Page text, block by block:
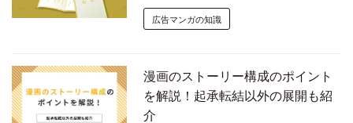
広告マンガの知識
漫画のストーリー構成のポイント
を解説！起承転結以外の展開も紹
介